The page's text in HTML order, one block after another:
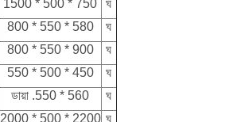
1500 * 500 * 750
ঘ
800 * 550 * 580
ঘ
800 * 550 * 900
ঘ
550 * 500 * 450
ঘ
ডায়া .550 * 560
ঘ
2000 * 500 * 2200 ঘ